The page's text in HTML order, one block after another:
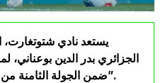
يستعد نادي
الجزائري بدر الدين بوعناني،
ضمن الجولة الثامنة من الدوري الألماني “البوندسليغا”.